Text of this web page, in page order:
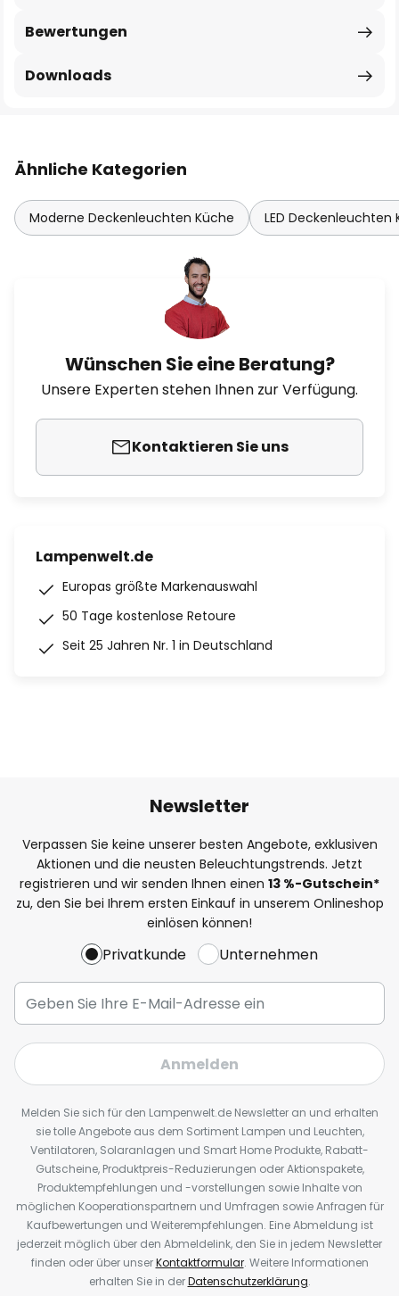
Bewertungen
Downloads
Ähnliche Kategorien
Moderne Deckenleuchten Küche LED Deckenleuchten
Wünschen Sie eine Beratung?
Unsere Experten stehen Ihnen zur Verfügung.
Kontaktieren Sie uns
Lampenwelt.de
Europas größte Markenauswahl
50 Tage kostenlose Retoure
Seit 25 Jahren Nr. 1 in Deutschland
Newsletter
Verpassen Sie keine unserer besten Angebote, exklusiven
Aktionen und die neusten Beleuchtungstrends. Jetzt
registrieren und wir senden Ihnen einen 13 %-Gutschein*
zu, den Sie bei Ihrem ersten Einkauf in unserem Onlineshop
einlösen können!
Privatkunde Unternehmen
Anmelden
Melden Sie sich für den Lampenwelt.de Newsletter an und erhalten
sie tolle Angebote aus dem Sortiment Lampen und Leuchten,
Ventilatoren, Solaranlagen und Smart Home Produkte, Rabatt-
Gutscheine, Produktpreis-Reduzierungen oder Aktionspakete,
Produktempfehlungen und -vorstellungen sowie Inhalte von
möglichen Kooperationspartnern und Umfragen sowie Anfragen für
Kaufbewertungen und Weiterempfehlungen. Eine Abmeldung ist
jederzeit möglich über den Abmeldelink, den Sie in jedem Newsletter
finden oder über unserKontaktformular. Weitere Informationen
erhalten Sie in derDatenschutzerklärung.